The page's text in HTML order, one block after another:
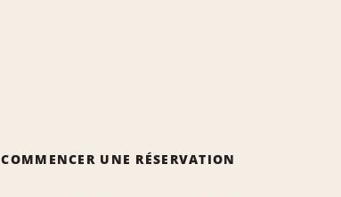
COMMENCER UNE RÉSERVATION